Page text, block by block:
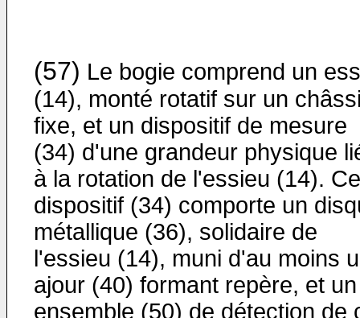
(57) Le bogie comprend un
(14), monté rotatif sur un
fixe, et un dispositif de mesure
(34) d'une grandeur physique
à la rotation de l'essieu (14). Ce
dispositif (34) comporte un
métallique (36), solidaire de
l'essieu (14), muni d'au moins
ajour (40) formant repère, et un
ensemble (50) de détection de